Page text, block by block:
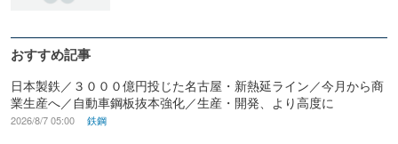
おすすめ記事
日本製鉄／３０００億円投じた名古屋・新熱延ライン／今月から商
業生産へ／自動車鋼板抜本強化／生産・開発、より高度に
2026/8/7 05:00 鉄鋼